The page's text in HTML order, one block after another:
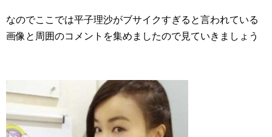
なのでここでは平子理沙がブサイクすぎると言われている
画像と周囲のコメントを集めましたので見ていきましょう